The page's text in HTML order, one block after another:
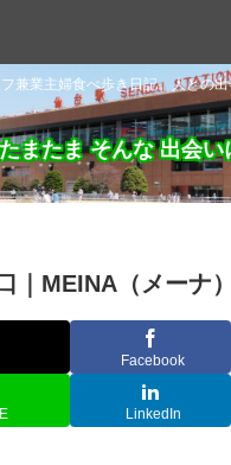
兼業主婦食べ歩き日記。人との
たまたま そんな 出会
｜MEINA（メーナ）
Facebook
LinkedIn